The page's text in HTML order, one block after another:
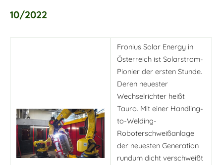
10/2022
Fronius Solar Energy in
Österreich ist Solarstrom-
Pionier der ersten Stunde.
Deren neuester
Wechselrichter heißt
Tauro. Mit einer Handling-
to-Welding-
Roboterschweißanlage
der neuesten Generation
rundum dicht verschweißt